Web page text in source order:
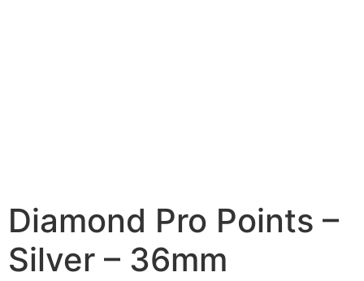
Diamond Pro Points –
Silver – 36mm